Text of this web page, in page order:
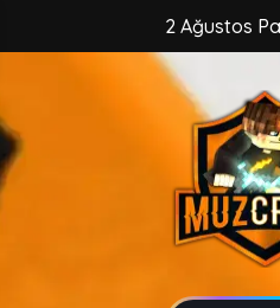
2 Ağustos Pazar